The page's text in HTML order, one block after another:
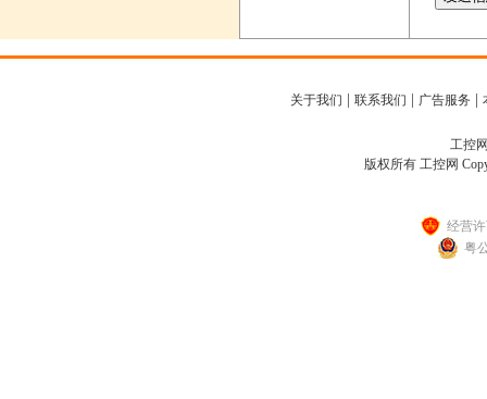
关于我们 联系我们 广告服务
工控
版权所有 工控网
经营
粤